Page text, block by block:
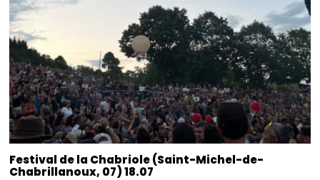
Festival de la Chabriole (Saint-Michel-de-
Chabrillanoux, 07) 18.07